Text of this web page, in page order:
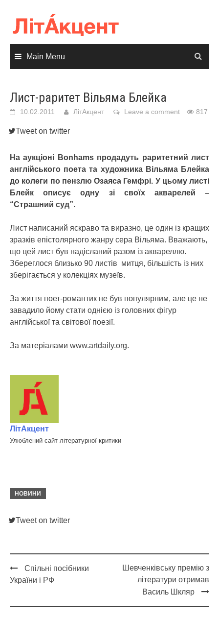
content
Main Menu
Лист-раритет Вільяма Блейка
10.02.2011 ЛітАкцент Leave a comment 817
Tweet on twitter
На аукціоні Bonhams продадуть раритетний лист
англійського поета та художника Вільяма Блейка
до колеги по пензлю Озаяса Гемфрі. У цьому листі
Блейк описує одну зі своїх акварелей –
“Страшний суд”.
Лист написаний яскраво та виразно, це один із кращих
зразків епістолярного жанру сера Вільяма. Вважають,
що цей лист був надісланий разом із аквареллю.
Збереглося близько 90 листів митця, більшість із них
зберігається у колекціях музеїв.
За життя поет-романтик не був популярним, але це не
завадило йому стати однією із головних фігур
англійської та світової поезії.
За матеріалами www.artdaily.org.
ЛітАкцент
Улюблений сайт літературної критики
НОВИНИ
Tweet on twitter
Post
Спільні посібники
України і РФ
Шевченківську премію з
літератури отримав
Василь Шкляр